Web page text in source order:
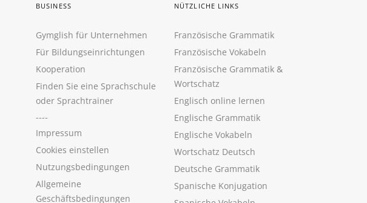
BUSINESS
Gymglish für Unternehmen
Für Bildungseinrichtungen
Kooperation
Finden Sie eine Sprachschule
oder Sprachtrainer
----
Impressum
Cookies einstellen
Nutzungsbedingungen
Allgemeine
Geschäftsbedingungen
NÜTZLICHE LINKS
Französische Grammatik
Französische Vokabeln
Französische Grammatik &
Wortschatz
Englisch online lernen
Englische Grammatik
Englische Vokabeln
Wortschatz Deutsch
Deutsche Grammatik
Spanische Konjugation